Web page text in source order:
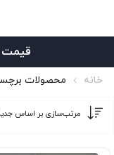
قیمت
خانه محصولات برچسب